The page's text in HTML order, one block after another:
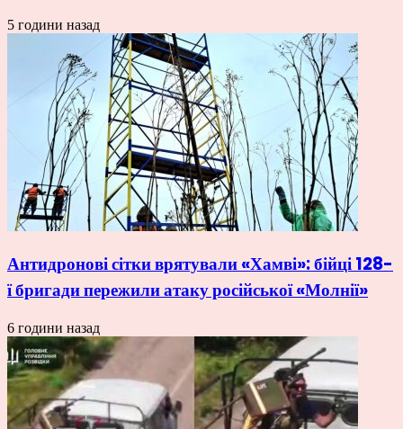
5 години назад
Антидронові сітки врятували «Хамві»: бійці 128-
ї бригади пережили атаку російської «Молнії»
6 години назад